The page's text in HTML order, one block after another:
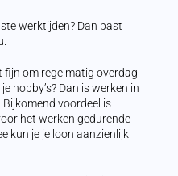
werktijden? Dan past
fijn om regelmatig overdag
hobby’s? Dan is werken in
voordeel is
het werken gedurende
kun je je loon aanzienlijk